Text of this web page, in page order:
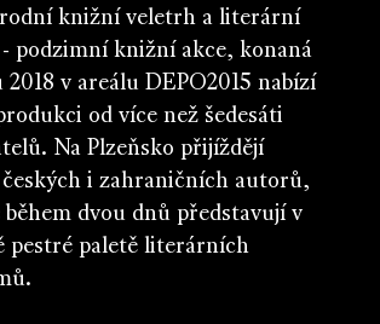
knižní veletrh a literární
podzimní knižní akce, konaná
2018 v areálu DEPO2015 nabízí
od více než šedesáti
Na Plzeňsko přijíždějí
i zahraničních autorů,
dvou dnů představují v
pestré paletě literárních